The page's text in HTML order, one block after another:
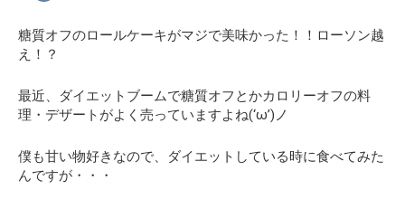
糖質オフのロールケーキがマジで美味かった！！ローソン越
え！？
最近、ダイエットブームで糖質オフとかカロリーオフの料
理・デザートがよく売っていますよね(‘ω’)ノ
僕も甘い物好きなので、ダイエットしている時に食べてみた
んですが・・・